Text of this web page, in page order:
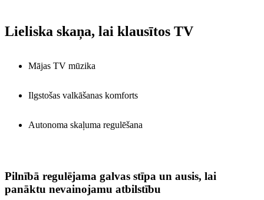
Lieliska skaņa, lai klausītos TV
Mājas TV mūzika
Ilgstošas valkāšanas komforts
Autonoma skaļuma regulēšana
Pilnībā regulējama galvas stīpa un ausis, lai
panāktu nevainojamu atbilstību